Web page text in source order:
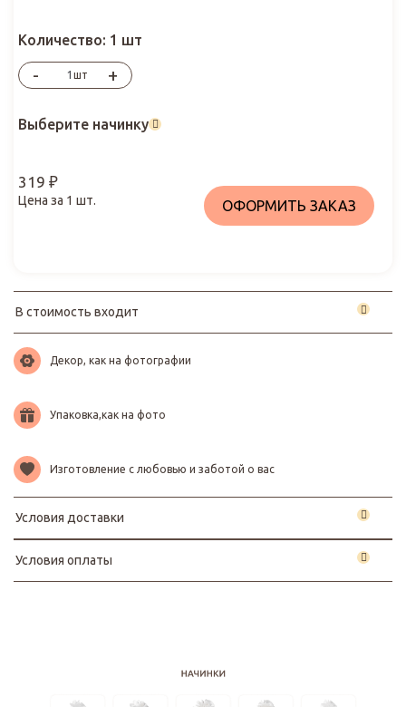
Количество: 1 шт
- шт +
Выберите начинку
319 ₽
Цена за 1 шт. ОФОРМИТЬ ЗАКАЗ
В стоимость входит
Декор, как на фотографии
Упаковка,как на фото
Изготовление с любовью и заботой о вас
Условия доставки
Условия оплаты